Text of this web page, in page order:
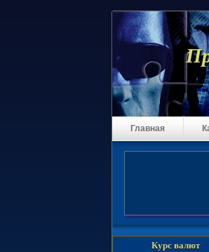
Курс валют
Главная